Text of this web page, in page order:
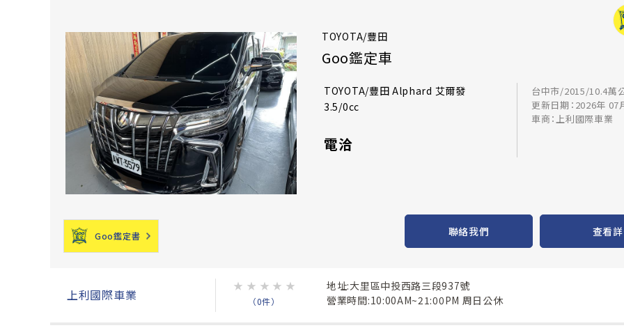
TOYOTA/豐田
Goo鑑定車
TOYOTA/豐田 Alphard 艾爾發
3.5/0cc
電洽
台中市/2015/10.4萬
更新日期：2026年 07
車商：上利國際車業
Goo鑑定書 聯絡我們 查看
上利國際車業
★ ★ ★ ★ ★
（0件）
地址:大里區中投西路三段937號
營業時間:10:00AM~21:00PM 周日公休